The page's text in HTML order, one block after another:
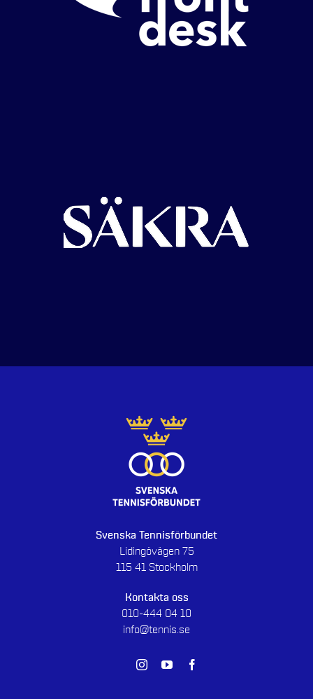
Svenska Tennisförbundet
Lidingövägen 75
115 41 Stockholm
Kontakta oss
010-444 04 10
info@tennis.se